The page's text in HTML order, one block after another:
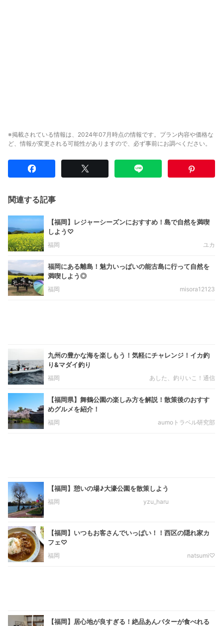
※掲載されている情報は、2024年07月時点の情報です。プラン内容や価格な
ど、情報が変更される可能性がありますので、必ず事前にお調べください。
関連する記事
【福岡】レジャーシーズンにおすすめ！島で自然を満喫
しよう♡
福岡 ユカ
福岡にある離島！魅力いっぱいの能古島に行って自然を
満喫しよう◎
福岡 misora12123
九州の豊かな海を楽しもう！気軽にチャレンジ！イカ釣
り&マダイ釣り
福岡 あした、釣りいこ！通信
【福岡県】舞鶴公園の楽しみ方を解説！散策後のおすす
めグルメを紹介！
福岡 aumoトラベル研究部
【福岡】憩いの場♪大濠公園を散策しよう
福岡 yzu_haru
【福岡】いつもお客さんでいっぱい！！西区の隠れ家カ
フェ♡
福岡 natsumi♡
【福岡】居心地が良すぎる！絶品あんバターが食べれる